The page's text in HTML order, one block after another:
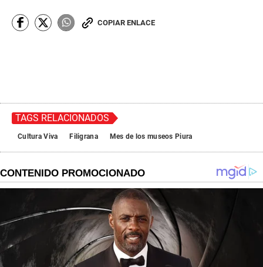
COPIAR ENLACE
TAGS RELACIONADOS
Cultura Viva Filigrana Mes de los museos Piura